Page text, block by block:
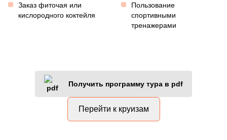
Заказ фиточая или
кислородного коктейля
Пользование
спортивными
тренажерами
Получить программу тура в pdf
Перейти к круизам